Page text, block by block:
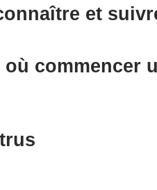
et
où commencer